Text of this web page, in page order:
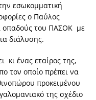
εσωκομματική
ο Παύλος
οπαδούς του ΠΑΣΟΚ με
διάλυσης.
κι ένας εταίρος της,
τον οποίο πρέπει να
προκειμένου
της σχέδιο